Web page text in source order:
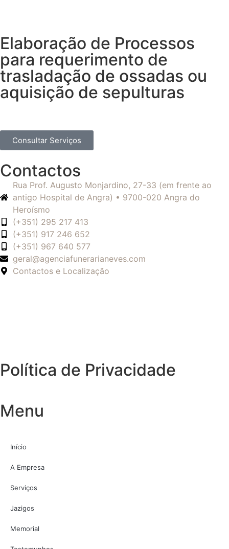
Elaboração de Processos
para requerimento de
trasladação de ossadas ou
aquisição de sepulturas
Consultar Serviços
Contactos
Rua Prof. Augusto Monjardino, 27-33 (em frente ao
antigo Hospital de Angra) • 9700-020 Angra do
Heroísmo
(+351) 295 217 413
(+351) 917 246 652
(+351) 967 640 577
geral@agenciafunerarianeves.com
Contactos e Localização
Política de Privacidade
Menu
Início
A Empresa
Serviços
Jazigos
Memorial